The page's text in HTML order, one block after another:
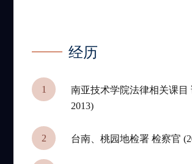
经历
1
南亚技术学院法律相关课目
2013)
2 台南、桃园地检署 检察官